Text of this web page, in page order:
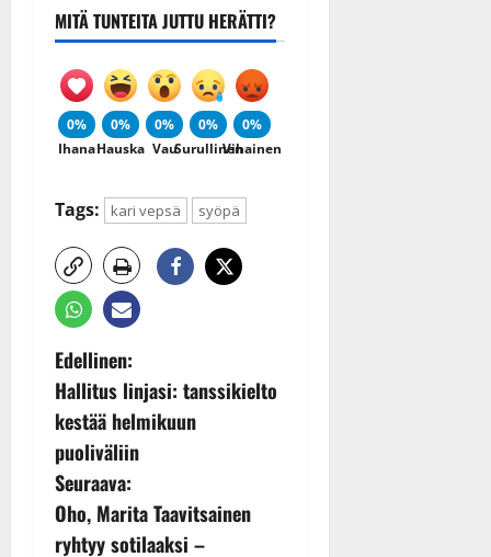
MITÄ TUNTEITA JUTTU HERÄTTI?
0%
Ihana
0%
Hauska
0%
Vau
0%
Surullinen
0%
Vihainen
Tags: kari vepsä syöpä
P
o
s
t
Edellinen:
Hallitus linjasi: tanssikielto
kestää helmikuun
puoliväliin
Seuraava:
Oho, Marita Taavitsainen
ryhtyy sotilaaksi –